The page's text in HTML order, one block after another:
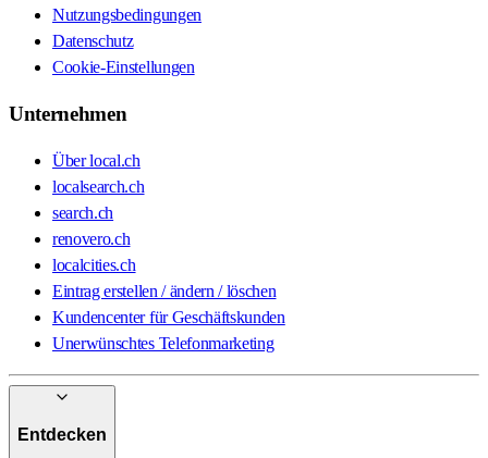
Nutzungsbedingungen
Datenschutz
Cookie-Einstellungen
Unternehmen
Über local.ch
localsearch.ch
search.ch
renovero.ch
localcities.ch
Eintrag erstellen / ändern / löschen
Kundencenter für Geschäftskunden
Unerwünschtes Telefonmarketing
Entdecken